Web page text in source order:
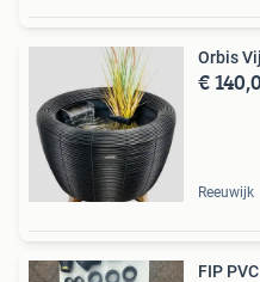
Orbis
€
Reeuwijk
FIP